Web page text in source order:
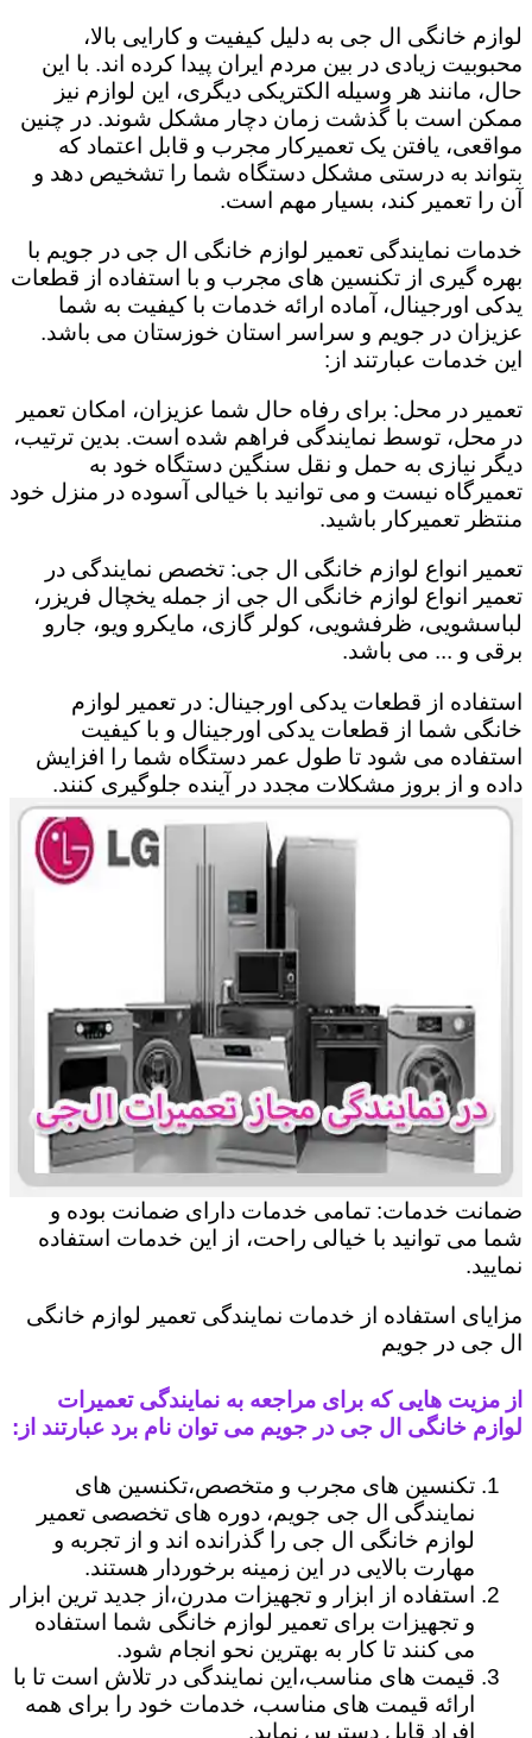
لوازم خانگی ال جی به دلیل کیفیت و کارایی بالا،
محبوبیت زیادی در بین مردم ایران پیدا کرده اند. با این
حال، مانند هر وسیله الکتریکی دیگری، این لوازم نیز
ممکن است با گذشت زمان دچار مشکل شوند. در چنین
مواقعی، یافتن یک تعمیرکار مجرب و قابل اعتماد که
بتواند به درستی مشکل دستگاه شما را تشخیص دهد و
آن را تعمیر کند، بسیار مهم است.
خدمات نمایندگی تعمیر لوازم خانگی ال جی در جویم با
بهره گیری از تکنسین های مجرب و با استفاده از قطعات
یدکی اورجینال، آماده ارائه خدمات با کیفیت به شما
عزیزان در جویم و سراسر استان خوزستان می باشد.
این خدمات عبارتند از:
تعمیر در محل: برای رفاه حال شما عزیزان، امکان تعمیر
در محل، توسط نمایندگی فراهم شده است. بدین ترتیب،
دیگر نیازی به حمل و نقل سنگین دستگاه خود به
تعمیرگاه نیست و می توانید با خیالی آسوده در منزل خود
منتظر تعمیرکار باشید.
تعمیر انواع لوازم خانگی ال جی: تخصص نمایندگی در
تعمیر انواع لوازم خانگی ال جی از جمله یخچال فریزر،
لباسشویی، ظرفشویی، کولر گازی، مایکرو ویو، جارو
برقی و ... می باشد.
استفاده از قطعات یدکی اورجینال: در تعمیر لوازم
خانگی شما از قطعات یدکی اورجینال و با کیفیت
استفاده می شود تا طول عمر دستگاه شما را افزایش
داده و از بروز مشکلات مجدد در آینده جلوگیری کنند.
ضمانت خدمات: تمامی خدمات دارای ضمانت بوده و
شما می توانید با خیالی راحت، از این خدمات استفاده
نمایید.
مزایای استفاده از خدمات نمایندگی تعمیر لوازم خانگی
ال جی در جویم
از مزیت هایی که برای مراجعه به نمایندگی تعمیرات
لوازم خانگی ال جی در جویم می توان نام برد عبارتند از:
تکنسین های مجرب و متخصص،تکنسین های
نمایندگی ال جی جویم، دوره های تخصصی تعمیر
لوازم خانگی ال جی را گذرانده اند و از تجربه و
مهارت بالایی در این زمینه برخوردار هستند.
استفاده از ابزار و تجهیزات مدرن،از جدید ترین ابزار
و تجهیزات برای تعمیر لوازم خانگی شما استفاده
می کنند تا کار به بهترین نحو انجام شود.
قیمت های مناسب،این نمایندگی در تلاش است تا با
ارائه قیمت های مناسب، خدمات خود را برای همه
افراد قابل دسترس نماید.